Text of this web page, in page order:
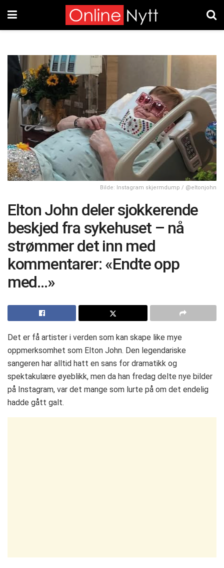
Bilde: Instagram skjermdump / @eltonjohn
Elton John deler sjokkerende
beskjed fra sykehuset – nå
strømmer det inn med
kommentarer: «Endte opp
med…»
Det er få artister i verden som kan skape like mye
oppmerksomhet som Elton John. Den legendariske
sangeren har alltid hatt en sans for dramatikk og
spektakulære øyeblikk, men da han fredag delte nye bilder
på Instagram, var det mange som lurte på om det endelig
hadde gått galt.